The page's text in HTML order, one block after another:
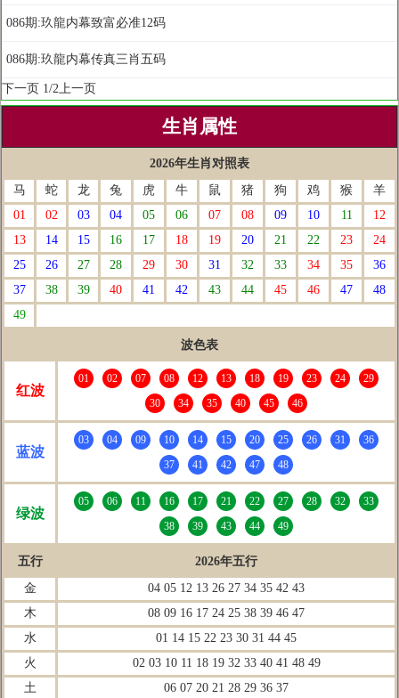
086期:玖龍内幕致富必准12码
086期:玖龍内幕传真三肖五码
下一页 1/2 上一页
生肖属性
2026年生肖对照表
马
蛇 龙 兔 虎 牛 鼠 猪 狗 鸡 猴
羊
01
02 03 04 05 06 07 08 09 10 11
12
13
14 15 16 17 18 19 20 21 22 23
24
25
26 27 28 29 30 31 32 33 34 35
36
37
38 39 40 41 42 43 44 45 46 47
48
49
波色表
红波
01 02 07 08 12 13 18 19 23 24
29
30
34 35 40 45 46
蓝波
03 04 09 10 14 15 20 25 26 31
36
37
41 42 47 48
绿波
05 06 11 16 17 21 22 27 28 32
33
38
39 43 44 49
五行
2026年五行
金
04 05 12 13 26 27 34 35 42 43
木
08 09 16 17 24 25 38 39 46 47
水
01 14 15 22 23 30 31 44 45
火
02 03 10 11 18 19 32 33 40 41 48 49
土
06 07 20 21 28 29 36 37